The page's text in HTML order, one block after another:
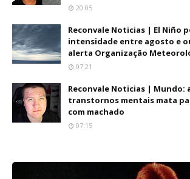
20:05
Reconvale Noticias | El Niño
intensidade entre agosto e
alerta Organização
07:21
Reconvale Noticias | Mundo:
transtornos mentais mata
com machado
07:15